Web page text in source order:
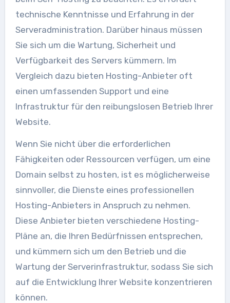
technische Kenntnisse und Erfahrung in der
Serveradministration. Darüber hinaus müssen
Sie sich um die Wartung, Sicherheit und
Verfügbarkeit des Servers kümmern. Im
Vergleich dazu bieten Hosting-Anbieter oft
einen umfassenden Support und eine
Infrastruktur für den reibungslosen Betrieb Ihrer
Website.
Wenn Sie nicht über die erforderlichen
Fähigkeiten oder Ressourcen verfügen, um eine
Domain selbst zu hosten, ist es möglicherweise
sinnvoller, die Dienste eines professionellen
Hosting-Anbieters in Anspruch zu nehmen.
Diese Anbieter bieten verschiedene Hosting-
Pläne an, die Ihren Bedürfnissen entsprechen,
und kümmern sich um den Betrieb und die
Wartung der Serverinfrastruktur, sodass Sie sich
auf die Entwicklung Ihrer Website konzentrieren
können.